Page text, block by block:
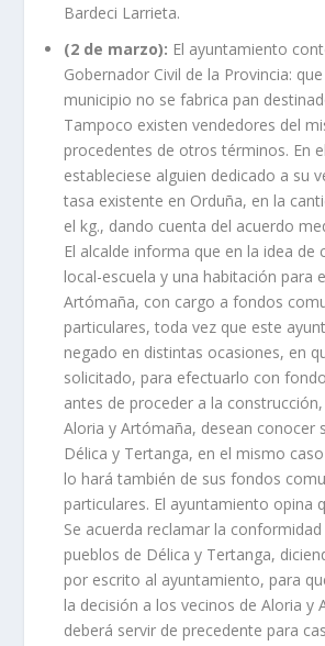
Bardeci Larrieta.
(2 de marzo): El ayuntamiento
Gobernador Civil de la Provincia:
municipio no se fabrica pan
Tampoco existen vendedores del
procedentes de otros términos. En
estableciese alguien dedicado a su
tasa existente en Orduña, en la
el kg., dando cuenta del acuerdo
El alcalde informa que en la idea de
local-escuela y una habitación para
Artómaña, con cargo a fondos
particulares, toda vez que este
negado en distintas ocasiones, en
solicitado, para efectuarlo con
antes de proceder a la
Aloria y Artómaña, desean conocer
Délica y Tertanga, en el mismo
lo hará también de sus fondos
particulares. El ayuntamiento opina
Se acuerda reclamar la
pueblos de Délica y Tertanga,
por escrito al ayuntamiento, para
la decisión a los vecinos de Aloria y
deberá servir de precedente para